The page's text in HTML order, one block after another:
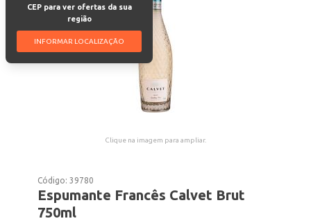
CEP para ver ofertas da sua
região
INFORMAR LOCALIZAÇÃO
Clique na imagem para ampliar.
Código:39780
Espumante Francês Calvet Brut
750ml